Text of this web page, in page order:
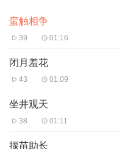
蛮触相争
39 01:16
闭月羞花
43 01:09
坐井观天
38 01:11
揠苗助长